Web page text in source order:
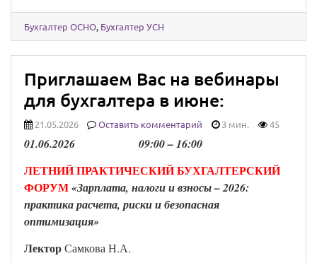
Бухгалтер ОСНО, Бухгалтер УСН
Приглашаем Вас на вебинары
для бухгалтера в июне:
21.05.2026 Оставить комментарий 3 мин. 45
01.06.2026 09:00 –16:00
ЛЕТНИЙ ПРАКТИЧЕСКИЙ БУХГАЛТЕРСКИЙ
ФОРУМ«Зарплата, налоги и взносы – 2026:
практика расчета, риски и безопасная
оптимизация»
ЛекторСамкова Н.А.